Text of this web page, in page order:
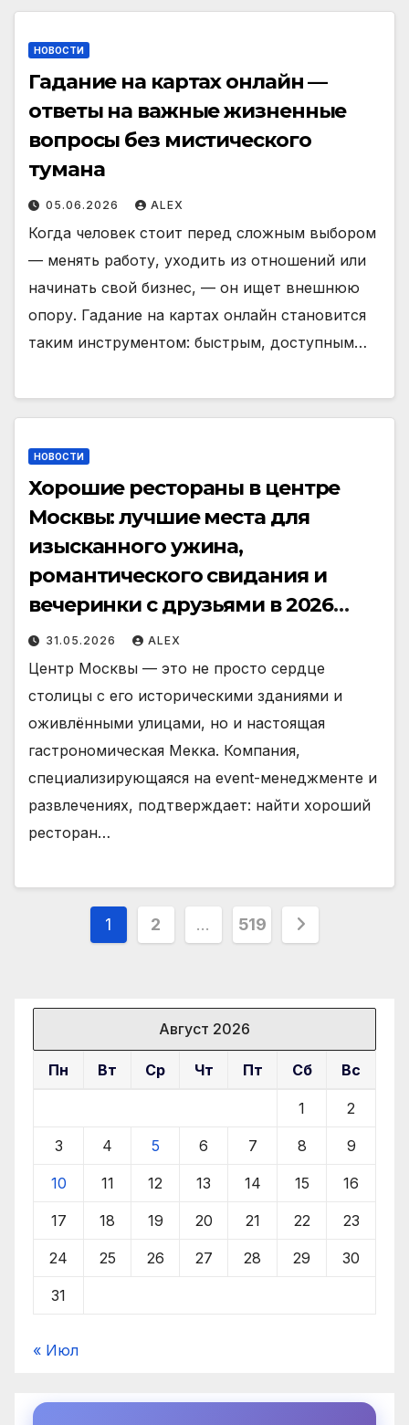
НОВОСТИ
Гадание на картах онлайн —
ответы на важные жизненные
вопросы без мистического
тумана
05.06.2026 ALEX
Когда человек стоит перед сложным выбором
— менять работу, уходить из отношений или
начинать свой бизнес, — он ищет внешнюю
опору. Гадание на картах онлайн становится
таким инструментом: быстрым, доступным…
НОВОСТИ
Хорошие рестораны в центре
Москвы: лучшие места для
изысканного ужина,
романтического свидания и
вечеринки с друзьями в 2026
году
31.05.2026 ALEX
Центр Москвы — это не просто сердце
столицы с его историческими зданиями и
оживлёнными улицами, но и настоящая
гастрономическая Мекка. Компания,
специализирующаяся на event-менеджменте и
развлечениях, подтверждает: найти хороший
ресторан…
Пагинация
1 2 … 519
Август 2026
Пн Вт Ср Чт Пт Сб Вс
1 2
3 4 5 6 7 8 9
10 11 12 13 14 15 16
17 18 19 20 21 22 23
24 25 26 27 28 29 30
31
« Июл